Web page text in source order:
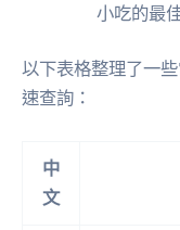
小吃的最
以下表格整理了一
速查詢：
中
文